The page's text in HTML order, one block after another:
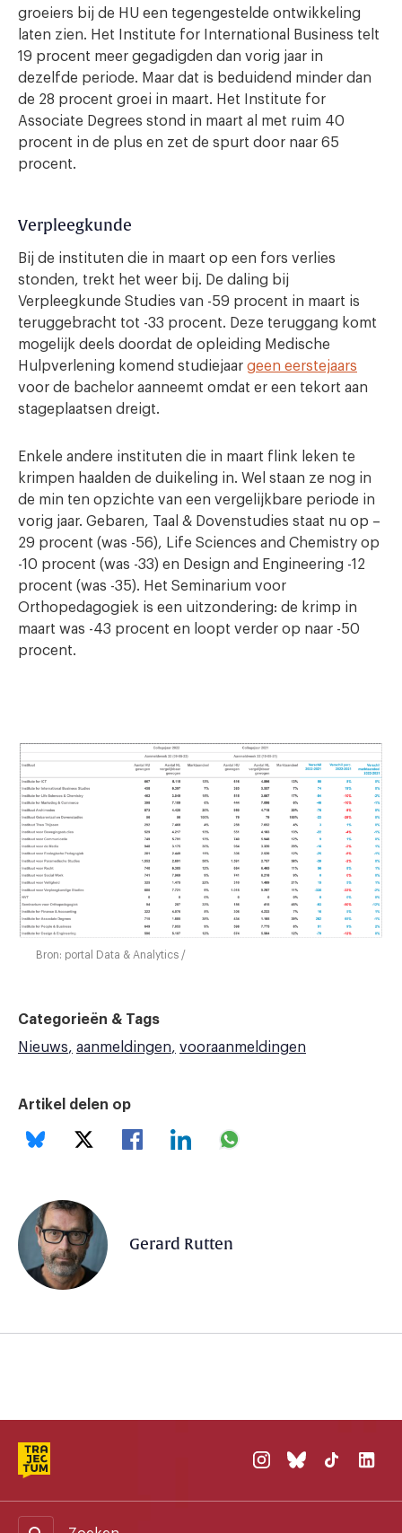
groeiers bij de HU een tegengestelde ontwikkeling
laten zien. Het Institute for International Business telt
19 procent meer gegadigden dan vorig jaar in
dezelfde periode. Maar dat is beduidend minder dan
de 28 procent groei in maart. Het Institute for
Associate Degrees stond in maart al met ruim 40
procent in de plus en zet de spurt door naar 65
procent.
Verpleegkunde
Bij de instituten die in maart op een fors verlies
stonden, trekt het weer bij. De daling bij
Verpleegkunde Studies van -59 procent in maart is
teruggebracht tot -33 procent. Deze teruggang komt
mogelijk deels doordat de opleiding Medische
Hulpverlening komend studiejaar geen eerstejaars
voor de bachelor aanneemt omdat er een tekort aan
stageplaatsen dreigt.
Enkele andere instituten die in maart flink leken te
krimpen haalden de duikeling in. Wel staan ze nog in
de min ten opzichte van een vergelijkbare periode in
vorig jaar. Gebaren, Taal & Dovenstudies staat nu op –
29 procent (was -56), Life Sciences and Chemistry op
-10 procent (was -33) en Design and Engineering -12
procent (was -35). Het Seminarium voor
Orthopedagogiek is een uitzondering: de krimp in
maart was -43 procent en loopt verder op naar -50
procent.
Bron: portal Data & Analytics /
Categorieën & Tags
Nieuws
aanmeldingen vooraanmeldingen
Artikel delen op
Gerard Rutten